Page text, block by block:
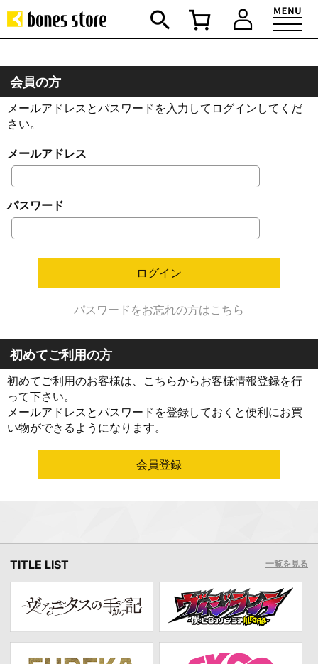
会員の方
メールアドレスとパスワードを入力してログインしてくだ
さい。
メールアドレス
パスワード
パスワードをお忘れの方はこちら
初めてご利用の方
初めてご利用のお客様は、こちらからお客様情報登録を行
って下さい。
メールアドレスとパスワードを登録しておくと便利にお買
い物ができるようになります。
TITLE LIST 一覧を見る